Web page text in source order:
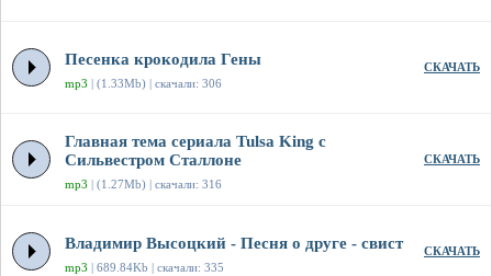
Песенка крокодила Гены
mp3 | (1.33Mb) | скачали: 306
СКАЧАТЬ
Главная тема сериала Tulsa King с
Сильвестром Сталлоне
mp3 | (1.27Mb) | скачали: 316
СКАЧАТЬ
Владимир Высоцкий - Песня о друге - свист
mp3 | 689.84Kb | скачали: 335
СКАЧАТЬ